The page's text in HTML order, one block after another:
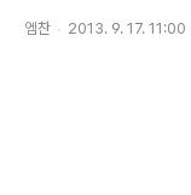
엠찬 2013. 9. 17. 11:00